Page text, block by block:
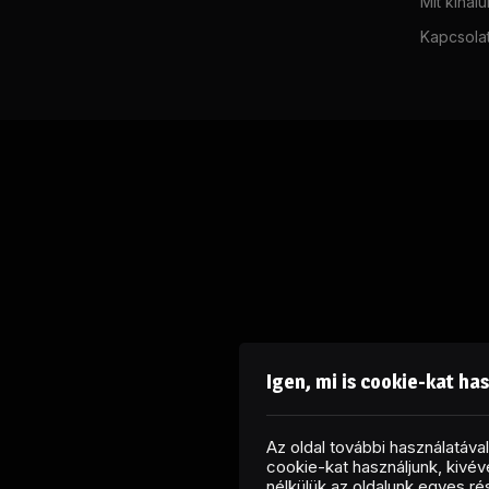
Igen, mi is cookie-kat
Az oldal további
cookie-kat használjunk,